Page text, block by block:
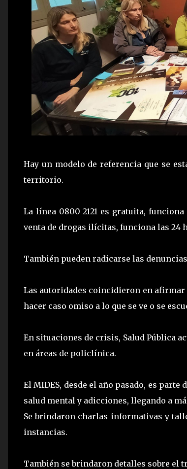
Hay un modelo de referencia que se
territorio.
La línea 0800 2121 es gratuita,
venta de drogas ilícitas, funciona las 24
También pueden radicarse las
Las autoridades coincidieron en afirmar
hacer caso omiso a lo que se ve o se
En situaciones de crisis, Salud Pública
en áreas de policlínica.
El MIDES, desde el año pasado, es parte
salud mental y adicciones, llegando a
Se brindaron charlas informativas y
instancias.
También se brindaron detalles sobre el